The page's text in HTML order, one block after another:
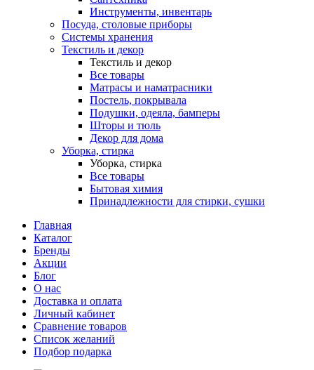
Инструменты, инвентарь
Посуда, столовые приборы
Системы хранения
Текстиль и декор
Текстиль и декор
Все товары
Матрасы и наматрасники
Постель, покрывала
Подушки, одеяла, бамперы
Шторы и тюль
Декор для дома
Уборка, стирка
Уборка, стирка
Все товары
Бытовая химия
Принадлежности для стирки, сушки
Главная
Каталог
Бренды
Акции
Блог
О нас
Доставка и оплата
Личный кабинет
Сравнение товаров
Список желаний
Подбор подарка